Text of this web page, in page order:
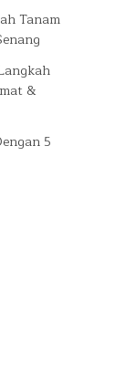
Tanam
&
5